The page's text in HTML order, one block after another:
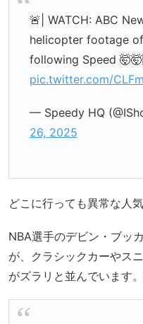
🚨| WATCH: ABC
helicopter footage
following Speed
pic.twitter.com/
— Speedy HQ
26, 2025
どこに行っても異常な人
NBA選手のデビン・ブッ
が、クラシックカーやス
がズラリと並んでいます